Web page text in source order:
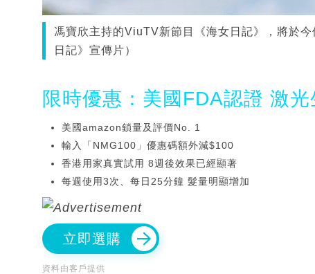
馮寶欣主持的ViuTV新節目《海女日記》，將於
日記》宣傳片）
限時優惠：美國FDA認證 激光
美國amazon鎖量及評價No. 1
輸入「NMG100」優惠碼額外減$100
香港用家真實試用 8週後效果已經顯著
每週使用3次、每日25分鐘 髮量明顯增加
立即選購
資料由客戶提供